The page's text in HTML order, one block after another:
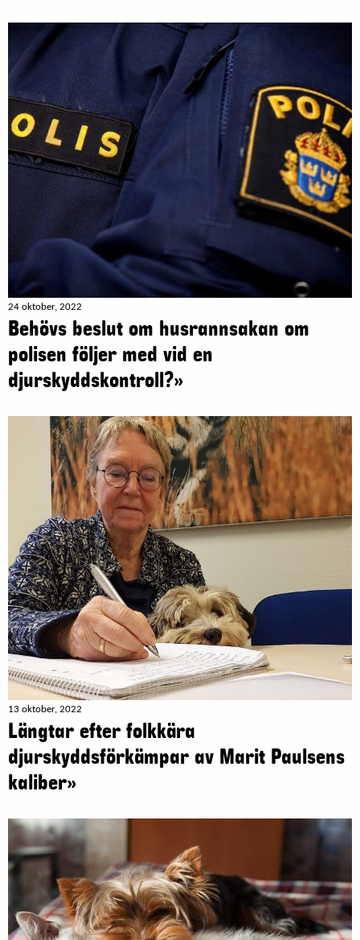
24 oktober, 2022
Behövs beslut om husrannsakan om
polisen följer med vid en
djurskyddskontroll?»
13 oktober, 2022
Längtar efter folkkära
djurskyddsförkämpar av Marit Paulsens
kaliber»